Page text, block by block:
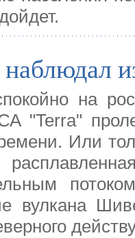
на
"Terra"
Или
вулкана